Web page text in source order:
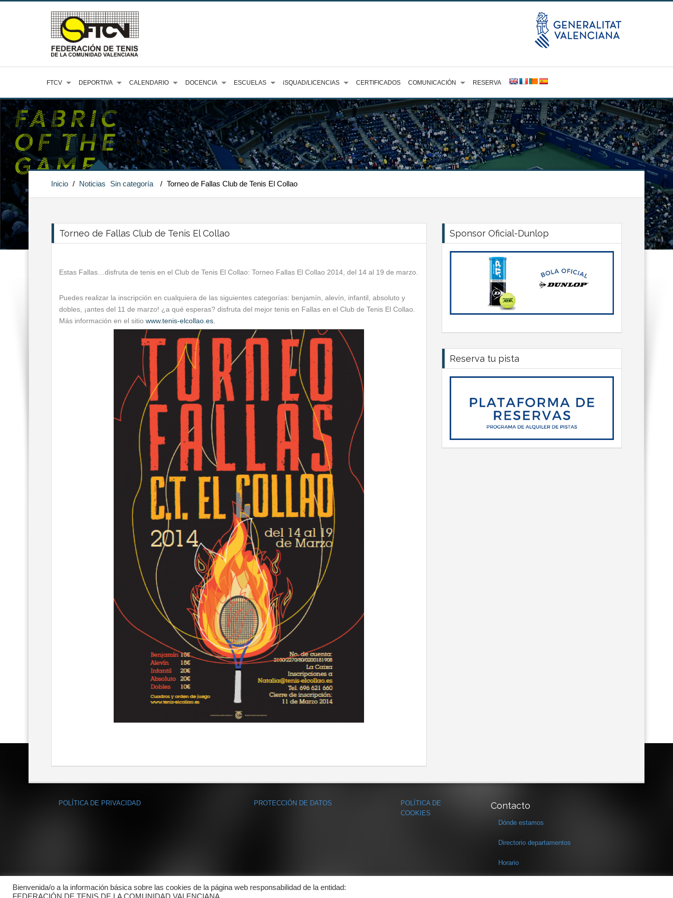
FTCV DEPORTIVA CALENDARIO DOCENCIA ESCUELAS iSQUAD/LICENCIAS CERTIFICADOS COMUNICACIÓN RESERVA
Inicio / Noticias Sin categoría / Torneo de Fallas Club de Tenis El Collao
Torneo de Fallas Club de Tenis El Collao
Estas Fallas…disfruta de tenis en el Club de Tenis El Collao: Torneo Fallas El Collao 2014, del 14 al 19 de marzo.
Puedes realizar la inscripción en cualquiera de las siguientes categorías: benjamín, alevín, infantil, absoluto y
dobles, ¡antes del 11 de marzo! ¿a qué esperas? disfruta del mejor tenis en Fallas en el Club de Tenis El Collao.
Más información en el sitio www.tenis-elcollao.es.
Sponsor Oficial-Dunlop
Reserva tu pista
POLÍTICA DE PRIVACIDAD PROTECCIÓN DE DATOS
POLÍTICA DE
COOKIES
Contacto
Dónde estamos
Directorio departamentos
Horario
Bienvenida/o a la información básica sobre las cookies de la página web responsabilidad de la entidad: